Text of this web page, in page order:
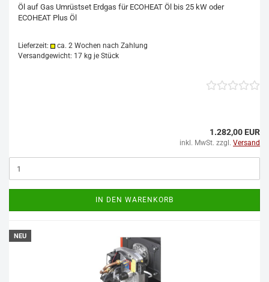
Öl auf Gas Umrüstset Erdgas für ECOHEAT Öl bis 25 kW oder
ECOHEAT Plus Öl
Lieferzeit:
ca. 2 Wochen nach Zahlung
Versandgewicht: 17 kg je Stück
1.282,00 EUR
inkl. MwSt. zzgl. Versand
IN DEN WARENKORB
NEU